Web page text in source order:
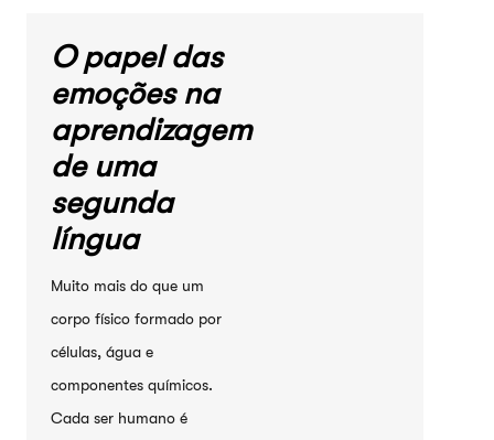
O papel das
emoções na
aprendizagem
de uma
segunda
língua
Muito mais do que um
corpo físico formado por
células, água e
componentes químicos.
Cada ser humano é